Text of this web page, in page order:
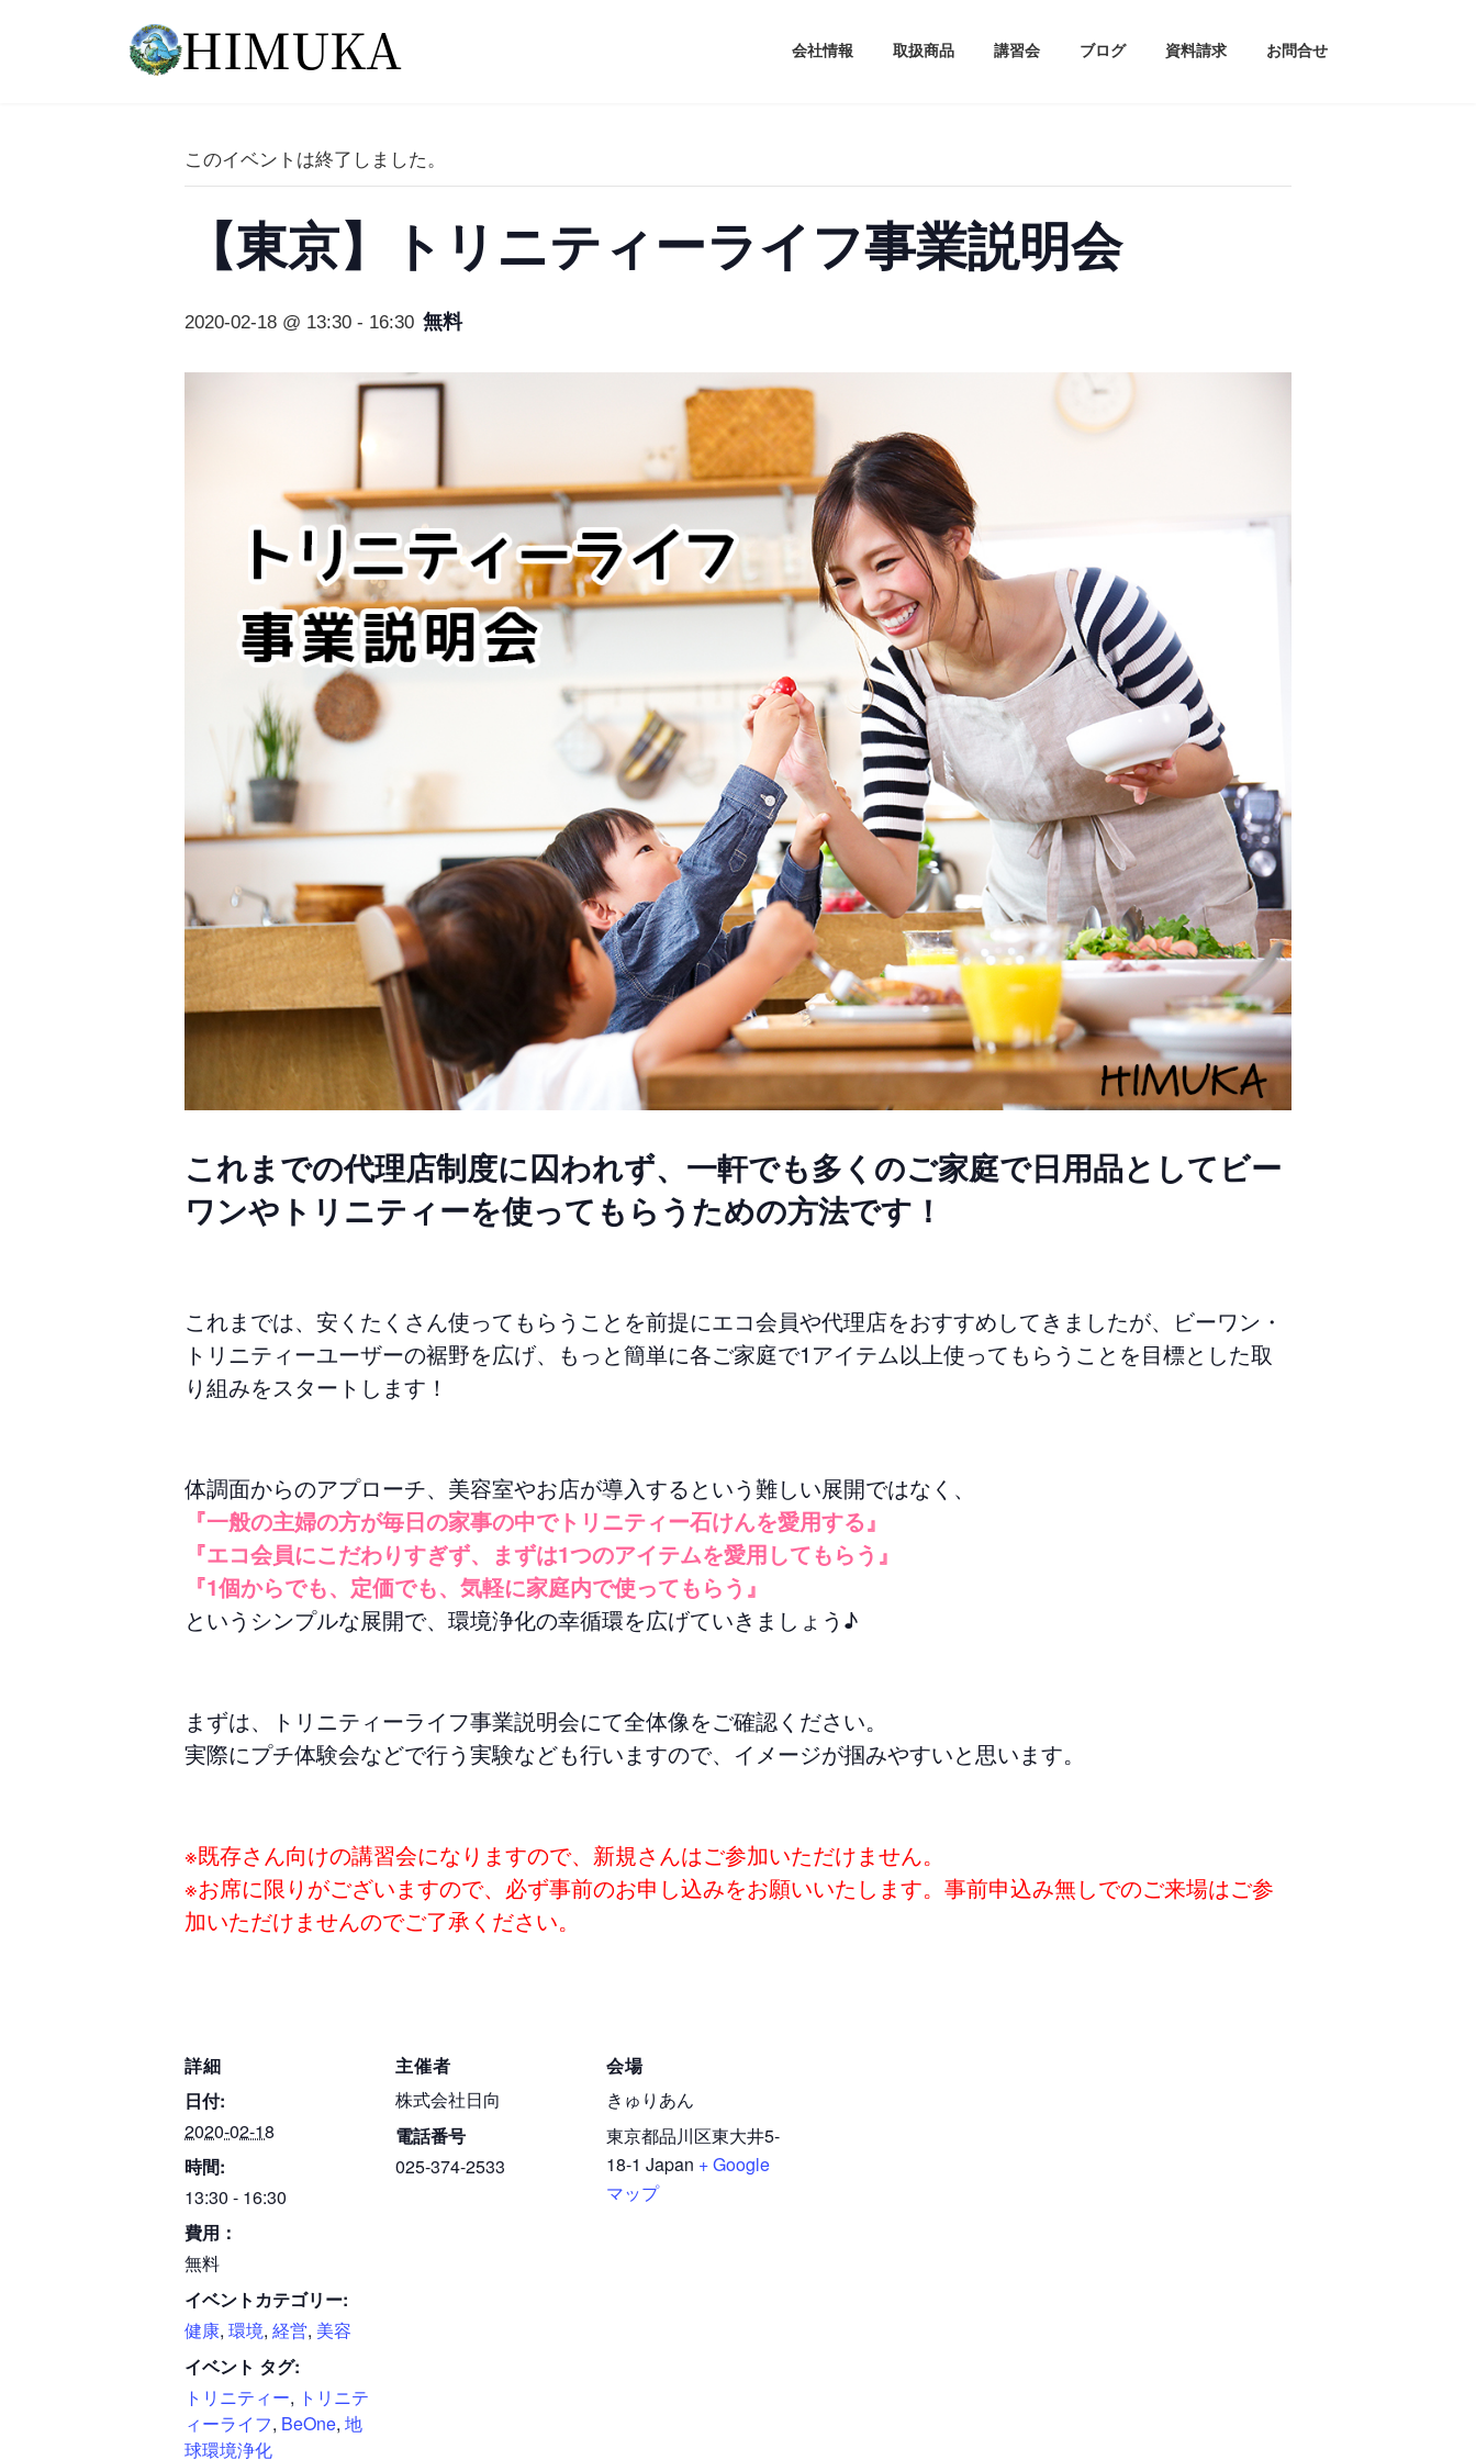
会社情報 取扱商品 講習会 ブログ 資料請求 お問合せ
このイベントは終了しました。
【東京】トリニティーライフ事業説明会
2020-02-18 @ 13:30 - 16:30 無料
これまでの代理店制度に囚われず、一軒でも多くのご家庭で日用品としてビー
ワンやトリニティーを使ってもらうための方法です！
これまでは、安くたくさん使ってもらうことを前提にエコ会員や代理店をおすすめしてきましたが、ビーワン・
トリニティーユーザーの裾野を広げ、もっと簡単に各ご家庭で1アイテム以上使ってもらうことを目標とした取
り組みをスタートします！
体調面からのアプローチ、美容室やお店が導入するという難しい展開ではなく、
『一般の主婦の方が毎日の家事の中でトリニティー石けんを愛用する』
『エコ会員にこだわりすぎず、まずは1つのアイテムを愛用してもらう』
『1個からでも、定価でも、気軽に家庭内で使ってもらう』
というシンプルな展開で、環境浄化の幸循環を広げていきましょう♪
まずは、トリニティーライフ事業説明会にて全体像をご確認ください。
実際にプチ体験会などで行う実験なども行いますので、イメージが掴みやすいと思います。
※既存さん向けの講習会になりますので、新規さんはご参加いただけません。
※お席に限りがございますので、必ず事前のお申し込みをお願いいたします。事前申込み無しでのご来場はご参
加いただけませんのでご了承ください。
詳細
日付:
2020-02-18
時間:
13:30 - 16:30
費用：
無料
イベントカテゴリー:
健康, 環境, 経営, 美容
イベント タグ:
トリニティー, トリニテ
ィーライフ, BeOne, 地
球環境浄化
主催者
株式会社日向
電話番号
025-374-2533
会場
きゅりあん
東京都品川区東大井5-
18-1 Japan + Google
マップ